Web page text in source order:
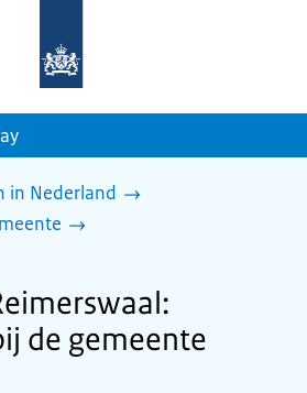
homepage
in Nederland
de gemeente